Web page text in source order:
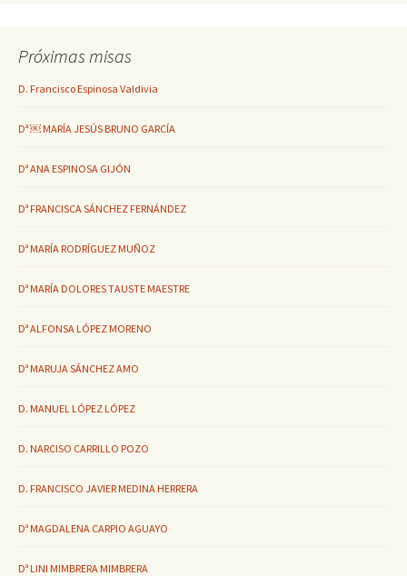
Próximas misas
D. Francisco Espinosa Valdivia
Dª ￼ MARÍA JESÚS BRUNO GARCÍA
Dª ANA ESPINOSA GIJÓN
Dª FRANCISCA SÁNCHEZ FERNÁNDEZ
Dª MARÍA RODRÍGUEZ MUÑOZ
Dª MARÍA DOLORES TAUSTE MAESTRE
Dª ALFONSA LÓPEZ MORENO
Dª MARUJA SÁNCHEZ AMO
D. MANUEL LÓPEZ LÓPEZ
D. NARCISO CARRILLO POZO
D. FRANCISCO JAVIER MEDINA HERRERA
Dª MAGDALENA CARPIO AGUAYO
Dª LINI MIMBRERA MIMBRERA